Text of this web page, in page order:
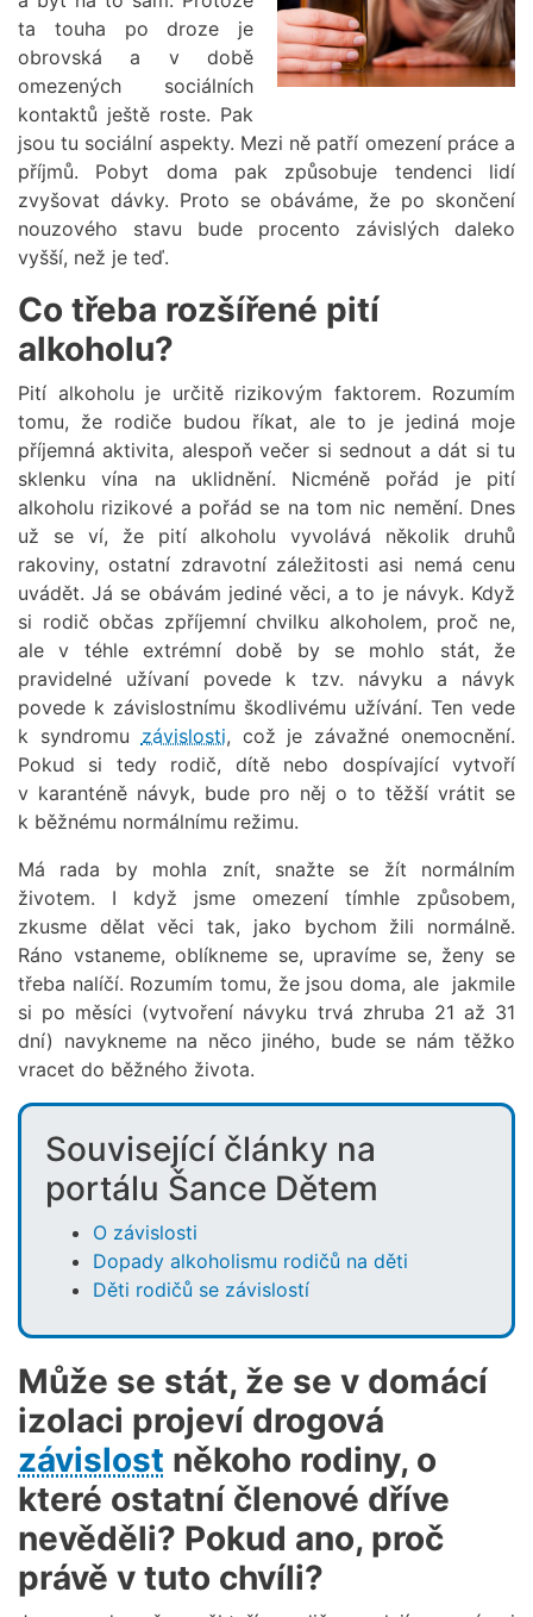
ta touha po droze je
obrovská a v době
omezených sociálních
kontaktů ještě roste. Pak
jsou tu sociální aspekty. Mezi ně patří omezení práce a
příjmů. Pobyt doma pak způsobuje tendenci lidí
zvyšovat dávky. Proto se obáváme, že po skončení
nouzového stavu bude procento závislých daleko
vyšší, než je teď.
Co třeba rozšířené pití
alkoholu?
Pití alkoholu je určitě rizikovým faktorem. Rozumím
tomu, že rodiče budou říkat, ale to je jediná moje
příjemná aktivita, alespoň večer si sednout a dát si tu
sklenku vína na uklidnění. Nicméně pořád je pití
alkoholu rizikové a pořád se na tom nic nemění. Dnes
už se ví, že pití alkoholu vyvolává několik druhů
rakoviny, ostatní zdravotní záležitosti asi nemá cenu
uvádět. Já se obávám jediné věci, a to je návyk. Když
si rodič občas zpříjemní chvilku alkoholem, proč ne,
ale v téhle extrémní době by se mohlo stát, že
pravidelné užívaní povede k tzv. návyku a návyk
povede k závislostnímu škodlivému užívání. Ten vede
k syndromu závislosti, což je závažné onemocnění.
Pokud si tedy rodič, dítě nebo dospívající vytvoří
v karanténě návyk, bude pro něj o to těžší vrátit se
k běžnému normálnímu režimu.
Má rada by mohla znít, snažte se žít normálním
životem. I když jsme omezení tímhle způsobem,
zkusme dělat věci tak, jako bychom žili normálně.
Ráno vstaneme, oblíkneme se, upravíme se, ženy se
třeba nalíčí. Rozumím tomu, že jsou doma, ale jakmile
si po měsíci (vytvoření návyku trvá zhruba 21 až 31
dní) navykneme na něco jiného, bude se nám těžko
vracet do běžného života.
Související články na
portálu Šance Dětem
O závislosti
Dopady alkoholismu rodičů na děti
Děti rodičů se závislostí
Může se stát, že se v domácí
izolaci projeví drogová
závislost někoho rodiny, o
které ostatní členové dříve
nevěděli? Pokud ano, proč
právě v tuto chvíli?